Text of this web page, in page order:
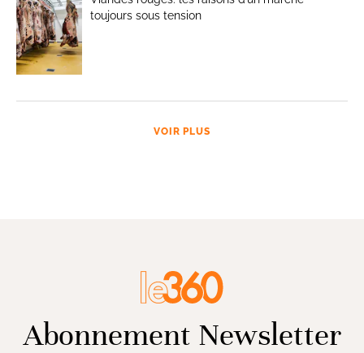
toujours sous tension
VOIR PLUS
Abonnement Newsletter